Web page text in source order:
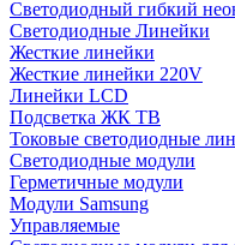
Светодиодный гибкий
Светодиодные Линейки
Жесткие линейки
Жесткие линейки 220V
Линейки LCD
Подсветка ЖК ТВ
Токовые светодиодные
Светодиодные модули
Герметичные модули
Модули Samsung
Управляемые